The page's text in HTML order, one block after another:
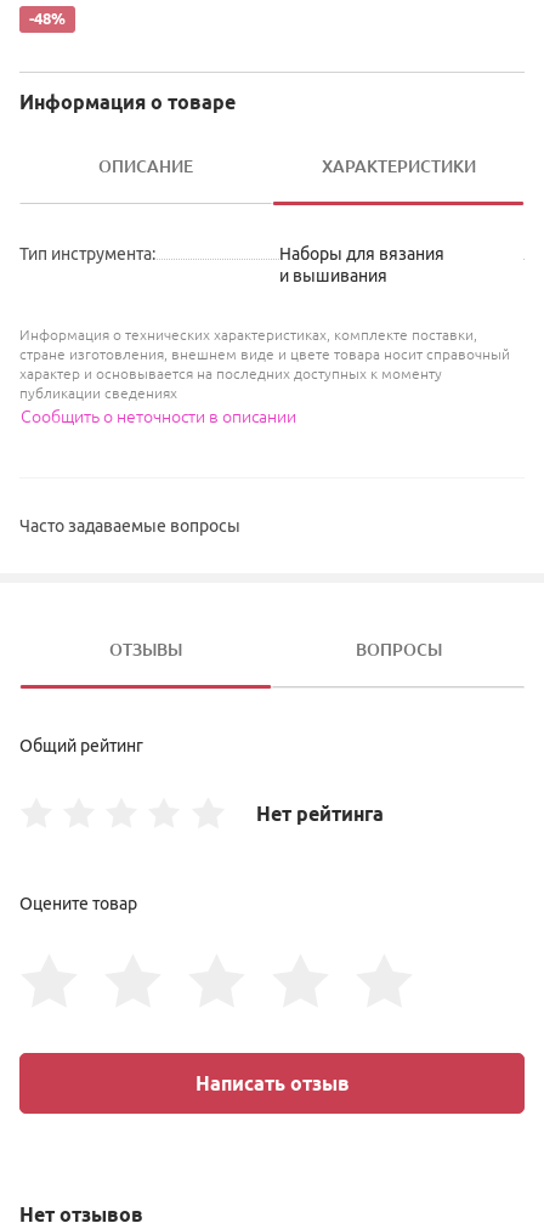
-48%
Информация о товаре
ОПИСАНИЕ ХАРАКТЕРИСТИКИ
Тип инструмента:
Наборы для вязания
и вышивания
Информация о технических характеристиках, комплекте поставки,
стране изготовления, внешнем виде и цвете товара носит справочный
характер и основывается на последних доступных к моменту
публикации сведениях
Сообщить о неточности в описании
Часто задаваемые вопросы
ОТЗЫВЫ ВОПРОСЫ
Нет отзывов
Общий рейтинг
Нет рейтинга
Оцените товар
Написать отзыв